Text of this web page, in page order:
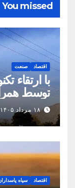
You missed
اقتصاد صنعت
با ارتقاء
توسط
شهرستان
متصل
۱۸ مرداد ۱۴۰۵
اقتصاد سپاه